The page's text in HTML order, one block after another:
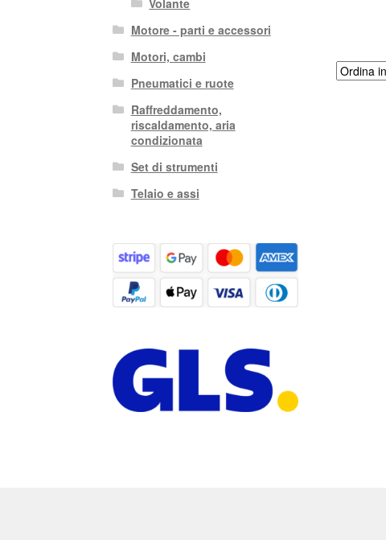
Volante
Motore - parti e accessori
Motori, cambi
Pneumatici e ruote
Raffreddamento,
riscaldamento, aria
condizionata
Set di strumenti
Telaio e assi